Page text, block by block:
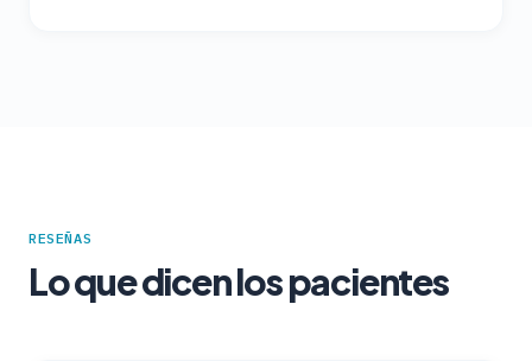
RESEÑAS
Lo que dicen los pacientes